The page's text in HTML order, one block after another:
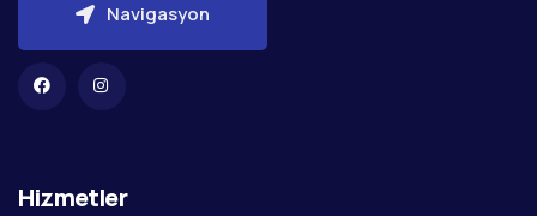
Navigasyon
Hizmetler